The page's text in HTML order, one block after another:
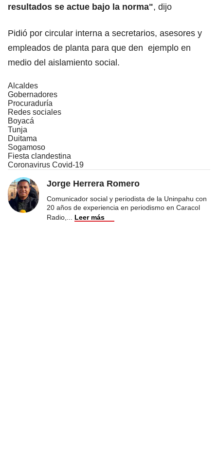
resultados se actue bajo la norma", dijo
Pidió por circular interna a secretarios, asesores y
empleados de planta para que den ejemplo en
medio del aislamiento social.
Alcaldes
Gobernadores
Procuraduría
Redes sociales
Boyacá
Tunja
Duitama
Sogamoso
Fiesta clandestina
Coronavirus Covid-19
Jorge Herrera Romero
Comunicador social y periodista de la Uninpahu con
20 años de experiencia en periodismo en Caracol
Radio,
Leer más